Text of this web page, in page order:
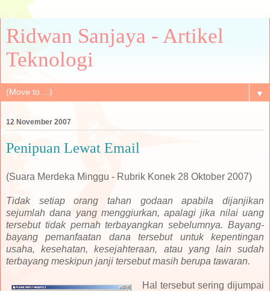
Ridwan Sanjaya - Artikel
Teknologi
▼
12 November 2007
Penipuan Lewat Email
(Suara Merdeka Minggu - Rubrik Konek 28 Oktober 2007)
Tidak setiap orang tahan godaan apabila dijanjikan
sejumlah dana yang menggiurkan, apalagi jika nilai uang
tersebut tidak pernah terbayangkan sebelumnya. Bayang-
bayang pemanfaatan dana tersebut untuk kepentingan
usaha, kesehatan, kesejahteraan, atau yang lain sudah
terbayang meskipun janji tersebut masih berupa tawaran.
Hal tersebut sering dijumpai